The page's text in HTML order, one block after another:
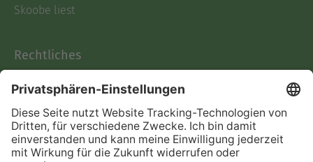
Skoobe liest
Rechtliches
AGB
Informationen nach Data
Act
Verträge hier kündigen